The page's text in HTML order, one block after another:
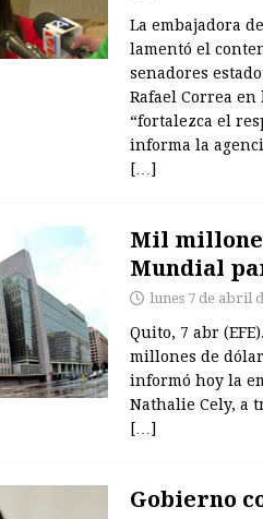
La embajadora
lamentó el
senadores
Rafael Correa
“fortalezca el
informa la
[…]
Mil
Mundial
lunes 7 de abril
Quito, 7 abr
millones de
informó hoy la
Nathalie Cely, a
[…]
Gobierno